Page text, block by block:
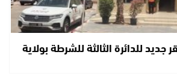
جديد للدائرة الثالثة للشرطة بولاية